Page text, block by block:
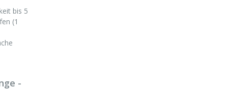
bis 5
(1
-